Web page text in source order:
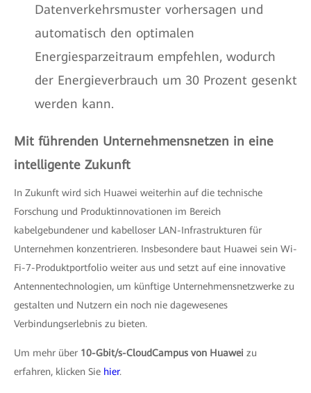
Datenverkehrsmuster vorhersagen und
automatisch den optimalen
Energiesparzeitraum empfehlen, wodurch
der Energieverbrauch um 30 Prozent gesenkt
werden kann.
Mit führenden Unternehmensnetzen in eine
intelligente Zukunft
In Zukunft wird sich Huawei weiterhin auf die technische
Forschung und Produktinnovationen im Bereich
kabelgebundener und kabelloser LAN-Infrastrukturen für
Unternehmen konzentrieren. Insbesondere baut Huawei sein Wi-
Fi-7-Produktportfolio weiter aus und setzt auf eine innovative
Antennentechnologien, um künftige Unternehmensnetzwerke zu
gestalten und Nutzern ein noch nie dagewesenes
Verbindungserlebnis zu bieten.
Um mehr über 10-Gbit/s-CloudCampus von Huawei zu
erfahren, klicken Sie hier.